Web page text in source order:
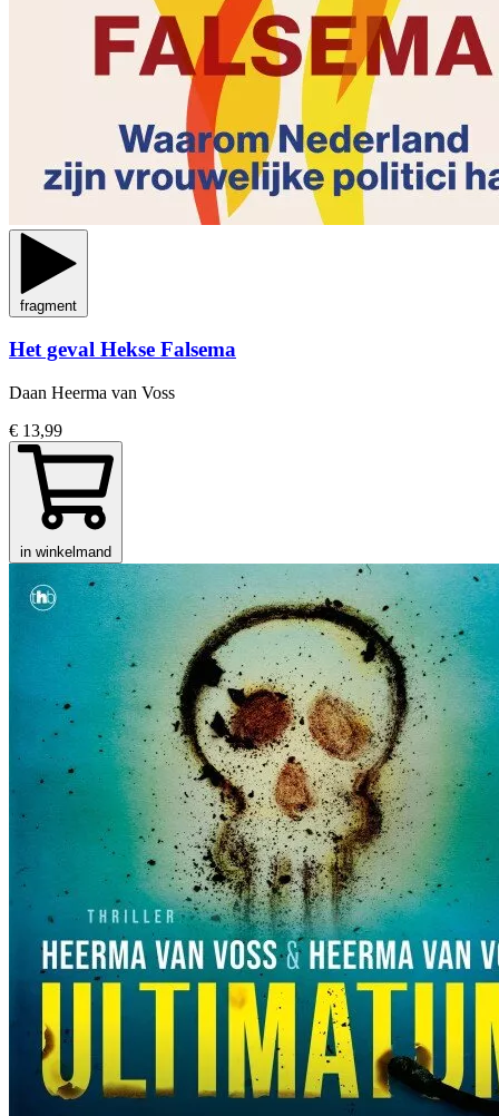
fragment
Het geval Hekse Falsema
Daan Heerma van Voss
€ 13,99
in winkelmand